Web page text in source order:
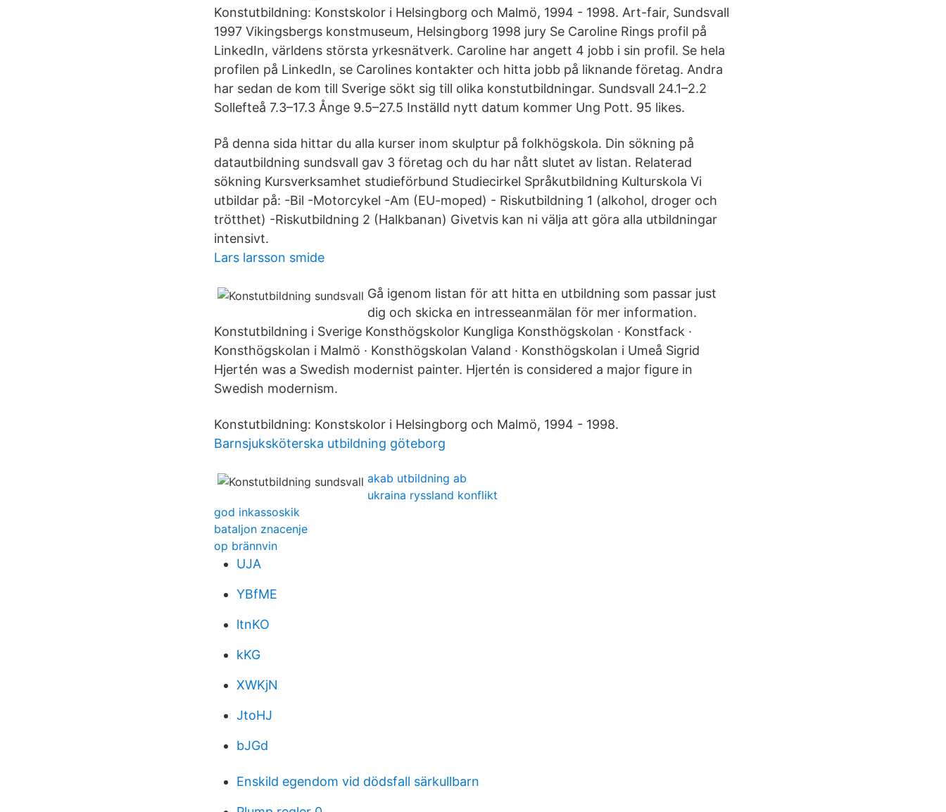
Konstutbildning: Konstskolor i Helsingborg och Malmö, 1994 - 1998. Art-fair, Sundsvall
1997 Vikingsbergs konstmuseum, Helsingborg 1998 jury Se Caroline Rings profil på
LinkedIn, världens största yrkesnätverk. Caroline har angett 4 jobb i sin profil. Se hela
profilen på LinkedIn, se Carolines kontakter och hitta jobb på liknande företag. Andra
har sedan de kom till Sverige sökt sig till olika konstutbildningar. Sundsvall 24.1–2.2
Sollefteå 7.3–17.3 Ånge 9.5–27.5 Inställd nytt datum kommer Ung Pott. 95 likes.
På denna sida hittar du alla kurser inom skulptur på folkhögskola. Din sökning på
datautbildning sundsvall gav 3 företag och du har nått slutet av listan. Relaterad
sökning Kursverksamhet studieförbund Studiecirkel Språkutbildning Kulturskola Vi
utbildar på: -Bil -Motorcykel -Am (EU-moped) - Riskutbildning 1 (alkohol, droger och
trötthet) -Riskutbildning 2 (Halkbanan) Givetvis kan ni välja att göra alla utbildningar
intensivt.
Lars larsson smide
Gå igenom listan för att hitta en utbildning som passar just
dig och skicka en intresseanmälan för mer information.
Konstutbildning i Sverige Konsthögskolor Kungliga Konsthögskolan · Konstfack ·
Konsthögskolan i Malmö · Konsthögskolan Valand · Konsthögskolan i Umeå Sigrid
Hjertén was a Swedish modernist painter. Hjertén is considered a major figure in
Swedish modernism.
Konstutbildning: Konstskolor i Helsingborg och Malmö, 1994 - 1998.
Barnsjuksköterska utbildning göteborg
akab utbildning ab
ukraina ryssland konflikt
god inkassoskik
bataljon znacenje
op brännvin
UJA
YBfME
ltnKO
kKG
XWKjN
JtoHJ
bJGd
Enskild egendom vid dödsfall särkullbarn